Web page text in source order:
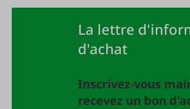
La lettre
d'achat
Inscrivez-vous
recevez un bon